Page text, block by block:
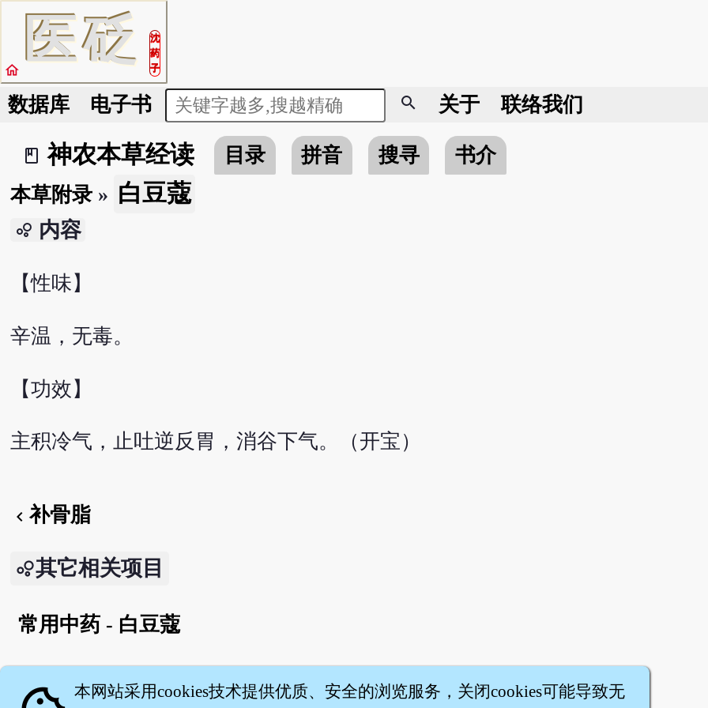
医砭
沈
药
子
home
数据库 电子书 search 关于 联络我们
book_2
神农本草经读 目录 拼音 搜寻
书介
本草附录» 白豆蔻
bubble_chart 内容
【性味】
辛温，无毒。
【功效】
主积冷气，止吐逆反胃，消谷下气。（开宝）
chevron_left 补骨脂
其它相关项目
常用中药 - 白豆蔻
English version
本网站采用cookies技术提供优质、安全的浏览服务，关闭cookies可能导致无